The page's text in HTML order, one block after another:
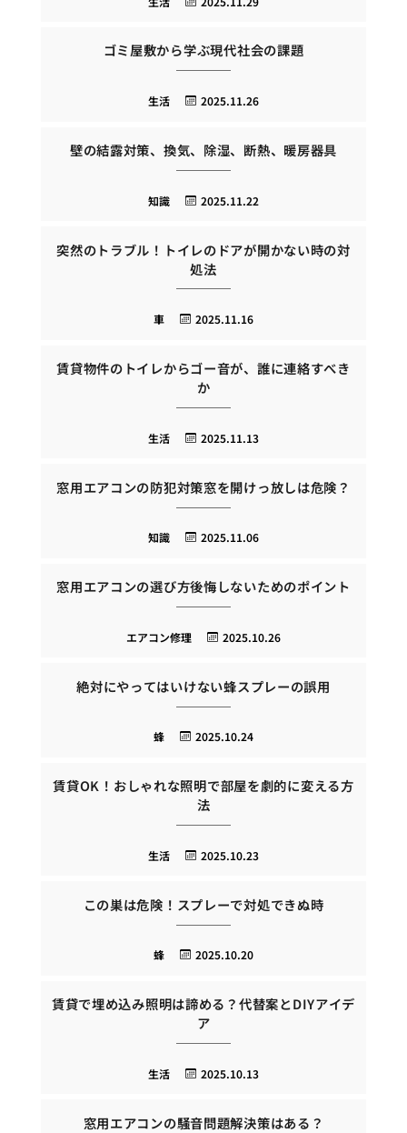
ゴミ屋敷から学ぶ現代社会の課題
2025.11.26
生活
壁の結露対策、換気、除湿、断熱、暖房器具
2025.11.22
知識
突然のトラブル！トイレのドアが開かない時の対
処法
2025.11.16
車
賃貸物件のトイレからゴー音が、誰に連絡すべき
か
2025.11.13
生活
窓用エアコンの防犯対策窓を開けっ放しは危険？
2025.11.06
知識
窓用エアコンの選び方後悔しないためのポイント
2025.10.26
エアコン修理
絶対にやってはいけない蜂スプレーの誤用
2025.10.24
蜂
賃貸OK！おしゃれな照明で部屋を劇的に変える方
法
2025.10.23
生活
この巣は危険！スプレーで対処できぬ時
2025.10.20
蜂
賃貸で埋め込み照明は諦める？代替案とDIYアイデ
ア
2025.10.13
生活
窓用エアコンの騒音問題解決策はある？